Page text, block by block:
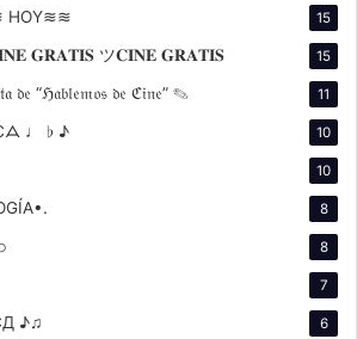
: Combina el realismo con
lo que permite una
profunda de las emociones y la
neorrealista, su estilo evolucionó
de realismo y fantasía,
y la memoria
HOY≋≋ 15
𝐆𝐑𝐀𝐓𝐈𝐒 ツ𝐂𝐈𝐍𝐄 𝐆𝐑𝐀𝐓𝐈𝐒 15
𝔡𝔢 “ℌ𝔞𝔟𝔩𝔢𝔪𝔬𝔰 𝔡𝔢 ℭ𝔦𝔫𝔢” ✎ 11
♩ ♭ ♪ 10
10
8
8
7
♪♫ 6